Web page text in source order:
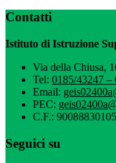
Contatti
Istituto di Istruzione
Via della Chiusa,
Tel: 0185/43247 –
Email:
PEC:
C.F.: 90088830105
Seguici su